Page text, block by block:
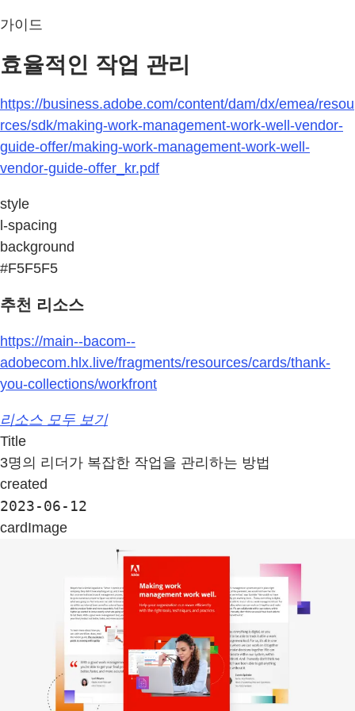
가이드
효율적인 작업 관리
https://business.adobe.com/content/dam/dx/emea/resou
rces/sdk/making-work-management-work-well-vendor-
guide-offer/making-work-management-work-well-
vendor-guide-offer_kr.pdf
style
l-spacing
background
#F5F5F5
추천 리소스
https://main--bacom--
adobecom.hlx.live/fragments/resources/cards/thank-
you-collections/workfront
리소스 모두 보기
Title
3명의 리더가 복잡한 작업을 관리하는 방법
created
2023-06-12
cardImage